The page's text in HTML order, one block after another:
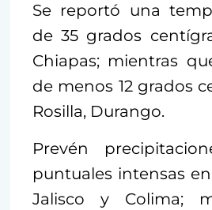
Se reportó una
de 35 grados
Chiapas; mientras
de menos 12 grados
Rosilla, Durango.
Prevén
puntuales intensas
Jalisco y Colima;